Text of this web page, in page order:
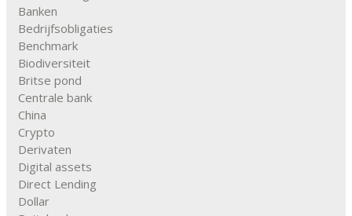
Banken
Bedrijfsobligaties
Benchmark
Biodiversiteit
Britse pond
Centrale bank
China
Crypto
Derivaten
Digital assets
Direct Lending
Dollar